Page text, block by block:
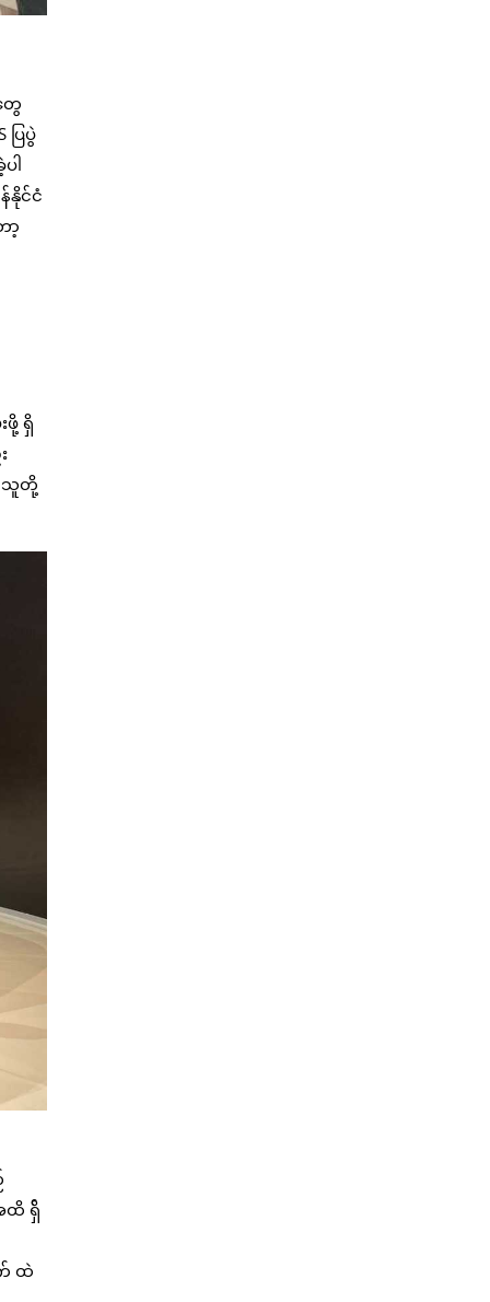
ေ
ြပွဲ
ါ
င်ငံ
ာ့
ရှိ
သူတို့
ထိ ရှ်ိ
ထဲ